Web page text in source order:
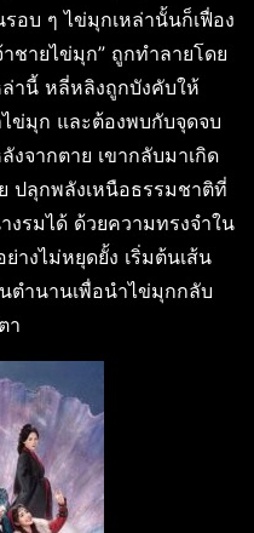
บ ๆ ไข่มุกเหล่านั้นก็เฟื่อง
ชายไข่มุก” ถูกทำลายโดย
านี้ หลี่หลิงถูกบังคับให้
ข่มุก และต้องพบกับจุดจบ
งจากตาย เขากลับมาเกิด
ปลุกพลังเหนือธรรมชาติที่
รมได้ ด้วยความทรงจำใน
างไม่หยุดยั้ง เริ่มต้นเส้น
ตำนานเพื่อนำไข่มุกกลับ
า